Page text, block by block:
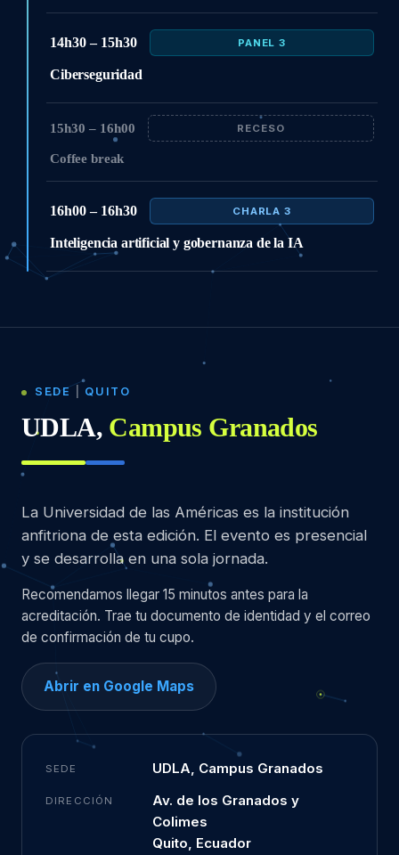
14h30 – 15h30 PANEL 3
Ciberseguridad
15h30 – 16h00 RECESO
Coffee break
16h00 – 16h30 CHARLA 3
Inteligencia artificial y gobernanza de la IA
SEDE QUITO
UDLA, Campus Granados
La Universidad de las Américas es la institución
anfitriona de esta edición. El evento es presencial
y se desarrolla en una sola jornada.
Recomendamos llegar 15 minutos antes para la
acreditación. Trae tu documento de identidad y el correo
de confirmación de tu cupo.
Abrir en Google Maps
SEDE UDLA, Campus Granados
DIRECCIÓN
Av. de los Granados y
Colimes
Quito, Ecuador